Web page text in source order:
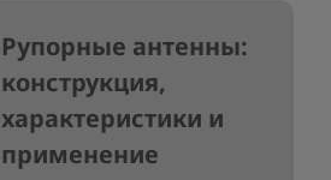
Рупорные антенны:
конструкция,
характеристики и
применение